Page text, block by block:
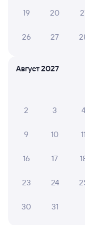
19 20
26 27
Август 2027
2 3 4
9 10 11
16 17
23 24
30 31